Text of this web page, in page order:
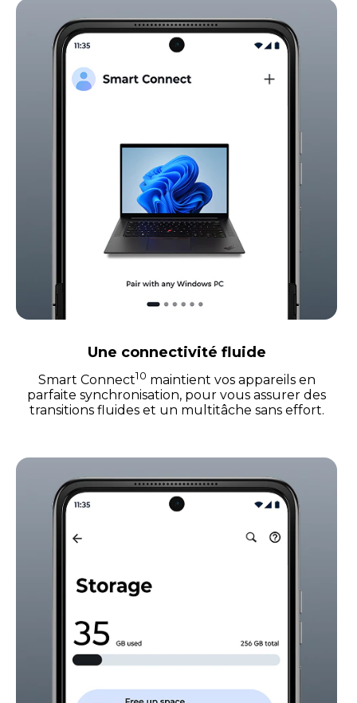
Une connectivité fluide
Smart Connect10 maintient vos appareils en
parfaite synchronisation, pour vous assurer des
transitions fluides et un multitâche sans effort.